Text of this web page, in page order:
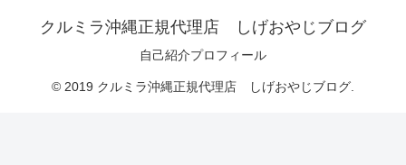
クルミラ沖縄正規代理店 しげおやじブログ
自己紹介プロフィール
© 2019 クルミラ沖縄正規代理店 しげおやじブログ.